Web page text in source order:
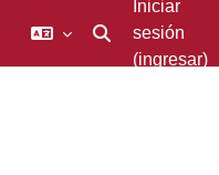
Activar o
Iniciar
sesión
(ingresar)